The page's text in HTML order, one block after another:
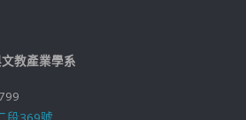
教產業學系